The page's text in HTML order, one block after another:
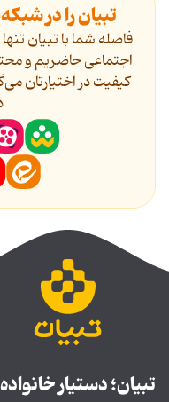
تبیان را در
فاصله شما با تبیان
اجتماعی حاضریم و
کیفیت در اختیارتان
تبیان؛ دستیار خانواده